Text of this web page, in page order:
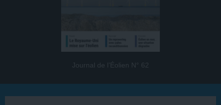
Journal de l’Éolien N° 62